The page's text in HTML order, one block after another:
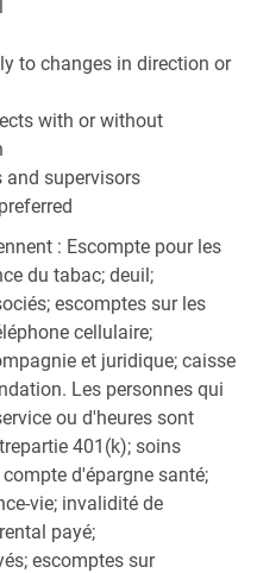
to changes in direction or
with or without
and supervisors
: Escompte pour les
du tabac; deuil;
escomptes sur les
cellulaire;
et juridique; caisse
Les personnes qui
ou d'heures sont
401(k); soins
d'épargne santé;
vie; invalidité de
payé;
escomptes sur